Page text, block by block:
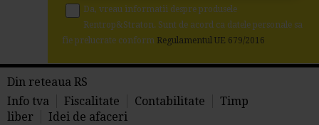
Da, vreau informatii despre produsele
Rentrop&Straton. Sunt de acord ca datele personale sa
fie prelucrate conform Regulamentul UE 679/2016
Din reteaua RS
Info tva
Fiscalitate Contabilitate
Timp
liber
Idei de afaceri